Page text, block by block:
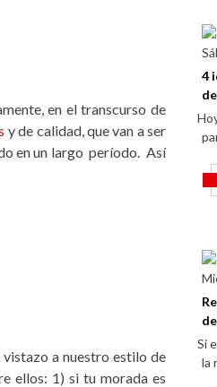
en el transcurso de
y de calidad, que van a ser
en un largo período. Así
a nuestro estilo de
ellos: 1) si tu morada es
4
Si
la